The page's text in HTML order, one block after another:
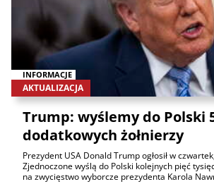
INFORMACJE
AKTUALIZACJA
Trump: wyślemy do Polski
dodatkowych żołnierzy
Prezydent USA Donald Trump ogłosił w
Zjednoczone wyślą do Polski kolejnych pięć
na zwycięstwo wyborcze prezydenta Karola